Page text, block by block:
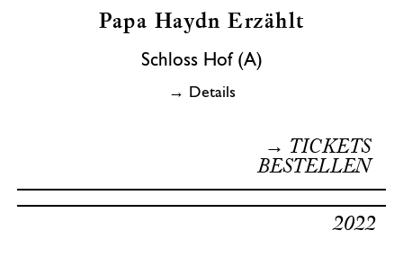
Papa Haydn Erzählt
Schloss Hof (A)
→ Details
→ TICKETS
BESTELLEN
2022